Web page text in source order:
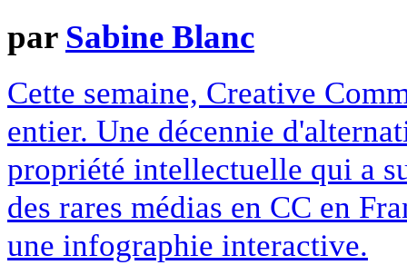
par Sabine Blanc
Cette semaine, Creative
entier. Une décennie
propriété intellectuelle qui a
des rares médias en CC en
une infographie interactive.